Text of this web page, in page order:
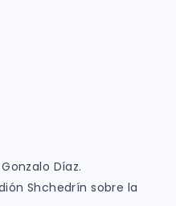
Gonzalo Díaz.
Shchedrín sobre la